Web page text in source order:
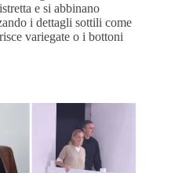
e si abbinano
i dettagli sottili come
variegate o i bottoni